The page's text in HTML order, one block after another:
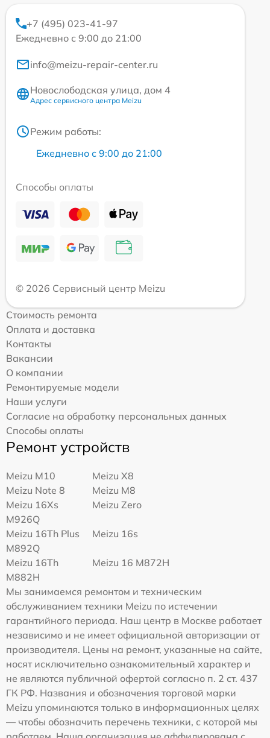
+7 (495) 023-41-97
Ежедневно с 9:00 до 21:00
info@meizu-repair-center.ru
Новослободская улица, дом 4
Адрес сервисного центра Meizu
Режим работы:
Ежедневно с 9:00 до 21:00
Способы оплаты
© 2026 Сервисный центр Meizu
Стоимость ремонта
Оплата и доставка
Контакты
Вакансии
О компании
Ремонтируемые модели
Наши услуги
Согласие на обработку персональных данных
Способы оплаты
Ремонт устройств
Meizu M10
Meizu X8
Meizu Note 8
Meizu M8
Meizu 16Xs
M926Q
Meizu Zero
Meizu 16Th Plus
M892Q
Meizu 16s
Meizu 16Th
M882H
Meizu 16 M872H
Мы занимаемся ремонтом и техническим
обслуживанием техники Meizu по истечении
гарантийного периода. Наш центр в Москве работает
независимо и не имеет официальной авторизации от
производителя. Цены на ремонт, указанные на сайте,
носят исключительно ознакомительный характер и
не являются публичной офертой согласно п. 2 ст. 437
ГК РФ. Названия и обозначения торговой марки
Meizu упоминаются только в информационных целях
— чтобы обозначить перечень техники, с которой мы